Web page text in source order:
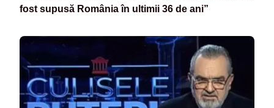
fost supusă România în ultimii 36 de ani”